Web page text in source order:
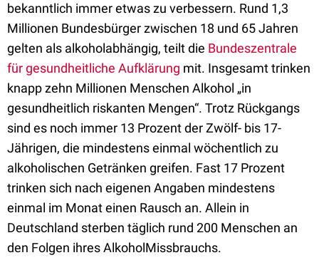
bekanntlich immer etwas zu verbessern. Rund 1,3
Millionen Bundesbürger zwischen 18 und 65 Jahren
gelten als alkoholabhängig, teilt die Bundeszentrale
für gesundheitliche Aufklärung mit. Insgesamt trinken
knapp zehn Millionen Menschen Alkohol „in
gesundheitlich riskanten Mengen“. Trotz Rückgangs
sind es noch immer 13 Prozent der Zwölf- bis 17-
Jährigen, die mindestens einmal wöchentlich zu
alkoholischen Getränken greifen. Fast 17 Prozent
trinken sich nach eigenen Angaben mindestens
einmal im Monat einen Rausch an. Allein in
Deutschland sterben täglich rund 200 Menschen an
den Folgen ihres Alkohol­Missbrauchs.